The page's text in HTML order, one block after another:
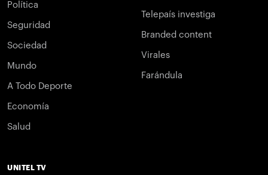
Política
Seguridad
Sociedad
Mundo
A Todo Deporte
Economía
Salud
Telepaís investiga
Branded content
Virales
Farándula
UNITEL TV